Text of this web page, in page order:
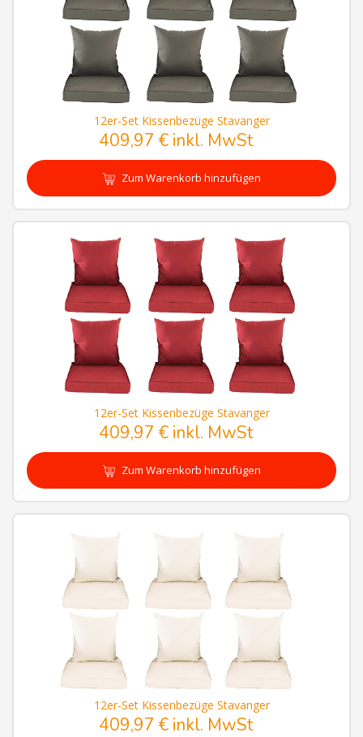
12er-Set Kissenbezüge Stavanger
409,97 € inkl. MwSt
Zum Warenkorb hinzufügen
12er-Set Kissenbezüge Stavanger
409,97 € inkl. MwSt
Zum Warenkorb hinzufügen
12er-Set Kissenbezüge Stavanger
409,97 € inkl. MwSt